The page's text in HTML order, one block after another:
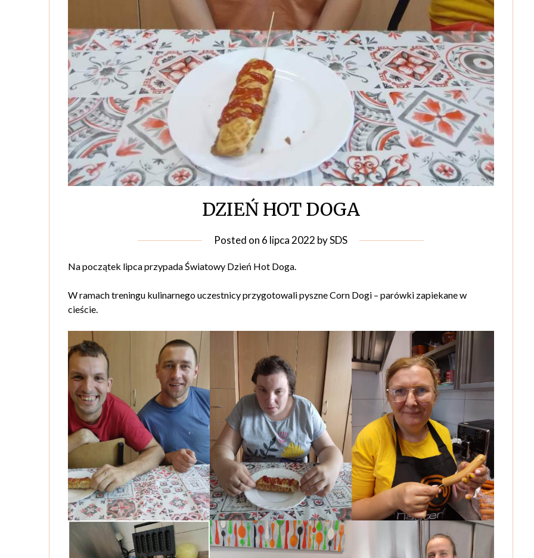
DZIEŃ HOT DOGA
Posted on 6 lipca 2022 bySDS
Na początek lipca przypada Światowy Dzień Hot Doga.
W ramach treningu kulinarnego uczestnicy przygotowali pyszne Corn Dogi – parówki zapiekane w
cieście.